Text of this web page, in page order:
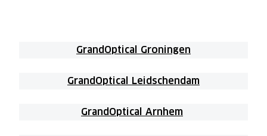
GrandOptical Groningen
GrandOptical Leidschendam
GrandOptical Arnhem